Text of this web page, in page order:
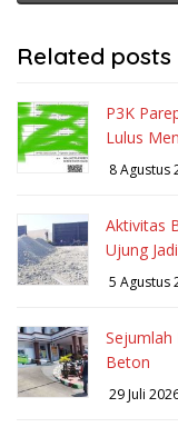
Related posts
P3K
Lulus
8 Agustus
Aktivitas
Ujung
5 Agustus
Sejumlah
Beton
29 Juli